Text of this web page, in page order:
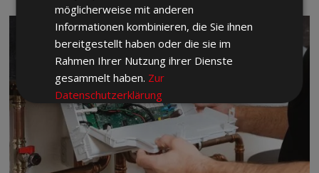
möglicherweise mit anderen
Informationen kombinieren, die Sie ihnen
bereitgestellt haben oder die sie im
Rahmen Ihrer Nutzung ihrer Dienste
gesammelt haben. Zur
Datenschutzerklärung
Unbedingt
erforderlich
Performance